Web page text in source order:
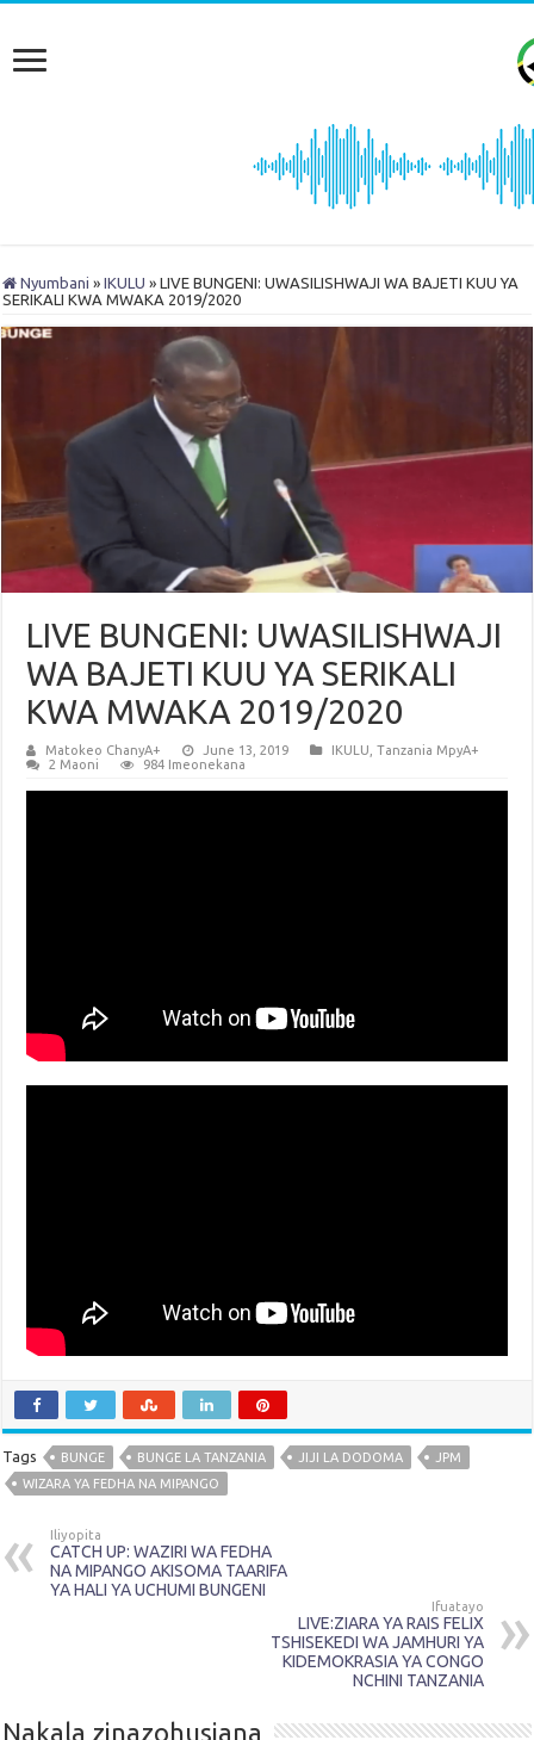
Nyumbani » IKULU » LIVE BUNGENI: UWASILISHWAJI WA BAJETI KUU YA
SERIKALI KWA MWAKA 2019/2020
LIVE BUNGENI: UWASILISHWAJI
WA BAJETI KUU YA SERIKALI
KWA MWAKA 2019/2020
Matokeo ChanyA+ June 13, 2019 IKULU ,Tanzania MpyA+
2 Maoni
984 Imeonekana
Tags BUNGE BUNGE LA TANZANIA JIJI LA DODOMA
JPM
WIZARA YA FEDHA NA MIPANGO
Iliyopita
CATCH UP: WAZIRI WA FEDHA
NA MIPANGO AKISOMA TAARIFA
YA HALI YA UCHUMI BUNGENI
Ifuatayo
LIVE:ZIARA YA RAIS FELIX
TSHISEKEDI WA JAMHURI YA
KIDEMOKRASIA YA CONGO
NCHINI TANZANIA
Nakala zinazohusiana